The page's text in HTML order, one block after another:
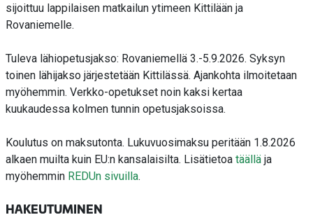
sijoittuu lappilaisen matkailun ytimeen Kittilään ja
Rovaniemelle.
Tuleva lähiopetusjakso: Rovaniemellä 3.-5.9.2026. Syksyn
toinen lähijakso järjestetään Kittilässä. Ajankohta ilmoitetaan
myöhemmin. Verkko-opetukset noin kaksi kertaa
kuukaudessa kolmen tunnin opetusjaksoissa.
Koulutus on maksutonta. Lukuvuosimaksu peritään 1.8.2026
alkaen muilta kuin EU:n kansalaisilta. Lisätietoa täällä ja
myöhemmin REDUn sivuilla.
HAKEUTUMINEN